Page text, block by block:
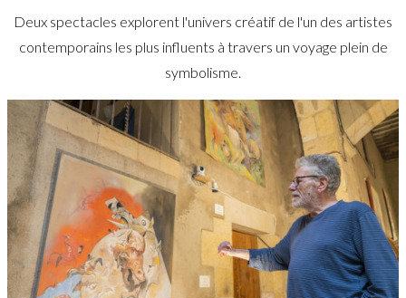
Deux spectacles explorent l'univers créatif de l'un des artistes
contemporains les plus influents à travers un voyage plein de
symbolisme.